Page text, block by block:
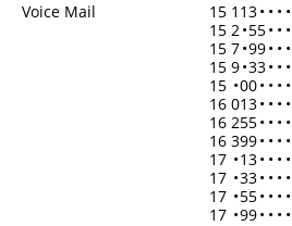
Voice Mail
15 113• • • •
15 2•55• • •
15 7•99• • •
15 9•33• • •
15 •00• • • •
16 013• • • •
16 255• • • •
16 399• • • •
17 •13• • • •
17 •33• • • •
17 •55• • • •
17 •99• • • •